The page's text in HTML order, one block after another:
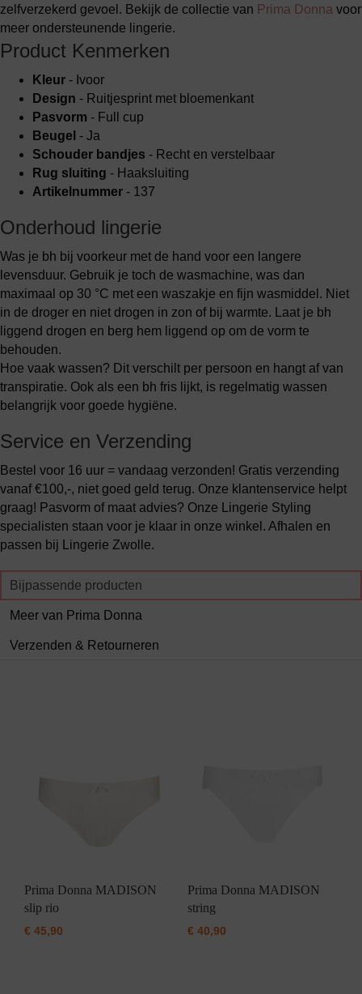
zelfverzekerd gevoel. Bekijk de collectie van Prima Donna voor
meer ondersteunende lingerie.
Product Kenmerken
Kleur - Ivoor
Design - Ruitjesprint met bloemenkant
Pasvorm - Full cup
Beugel - Ja
Schouder bandjes - Recht en verstelbaar
Rug sluiting - Haaksluiting
Artikelnummer - 137
Onderhoud lingerie
Was je bh bij voorkeur met de hand voor een langere
levensduur. Gebruik je toch de wasmachine, was dan
maximaal op 30 °C met een waszakje en fijn wasmiddel. Niet
in de droger en niet drogen in zon of bij warmte. Laat je bh
liggend drogen en berg hem liggend op om de vorm te
behouden.
Hoe vaak wassen? Dit verschilt per persoon en hangt af van
transpiratie. Ook als een bh fris lijkt, is regelmatig wassen
belangrijk voor goede hygiëne.
Service en Verzending
Bestel voor 16 uur = vandaag verzonden! Gratis verzending
vanaf €100,-, niet goed geld terug. Onze klantenservice helpt
graag! Pasvorm of maat advies? Onze Lingerie Styling
specialisten staan voor je klaar in onze winkel. Afhalen en
passen bij Lingerie Zwolle.
Bijpassende producten
Meer van Prima Donna
Verzenden & Retourneren
Prima Donna MADISON
slip rio
€ 45,90
Prima Donna MADISON
string
€40,90